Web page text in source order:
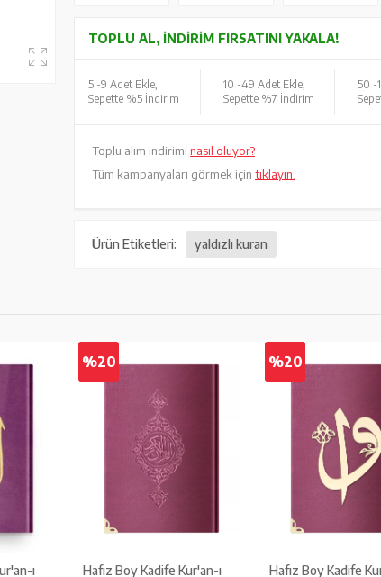
TOPLU AL, İNDIRIM FIRSATINI YAKALA!
5 -9 Adet Ekle,
Sepette %5 İndirim
10 -49 Adet Ekle,
Sepette %7 İndirim
50 -
Toplu alım indirimi nasıl oluyor?
Tüm kampanyaları görmek için tıklayın.
Ürün Etiketleri: yaldızlı kuran
ı
%20
Hafız Boy Kadife Kur'an-ı
%20
Hafız Boy Kadife